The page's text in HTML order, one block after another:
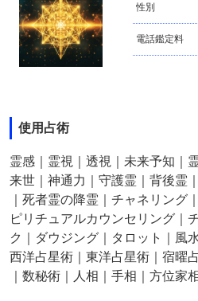
性別
電話鑑定料
使用占術
霊感｜霊視｜透視｜未来予知｜
来世｜神通力｜守護霊｜背後霊
｜死者霊の降霊｜チャネリング
ピリチュアルカウンセリング｜
ク｜ダウジング｜タロット｜風
西洋占星術｜東洋占星術｜宿曜
｜数秘術｜人相｜手相｜方位家